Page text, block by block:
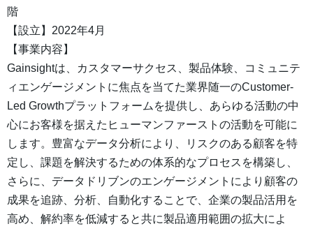
階
【設立】2022年4月
【事業内容】
Gainsightは、カスタマーサクセス、製品体験、コミュニテ
ィエンゲージメントに焦点を当てた業界随一のCustomer-
Led Growthプラットフォームを提供し、あらゆる活動の中
心にお客様を据えたヒューマンファーストの活動を可能に
します。豊富なデータ分析により、リスクのある顧客を特
定し、課題を解決するための体系的なプロセスを構築し、
さらに、データドリブンのエンゲージメントにより顧客の
成果を追跡、分析、自動化することで、企業の製品活用を
高め、解約率を低減すると共に製品適用範囲の拡大によ